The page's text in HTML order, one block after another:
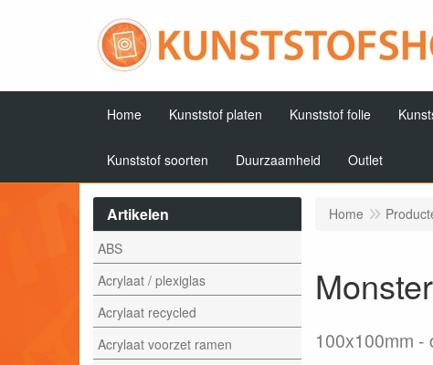
Home Kunststof platen Kunststof folie
Kunststof soorten Duurzaamheid Outlet
Artikelen
ABS
Acrylaat / plexiglas
Acrylaat recycled
Acrylaat voorzet ramen
Home
100x100mm